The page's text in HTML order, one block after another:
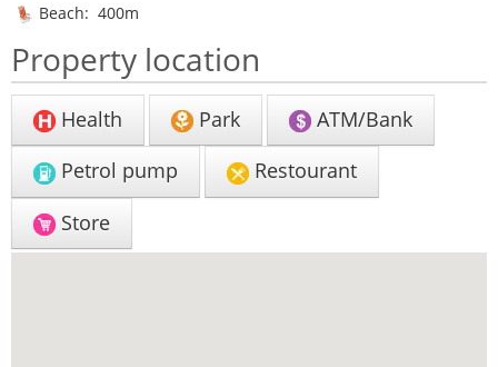
Beach: 400m
Property location
Health Park
ATM/Bank
Petrol pump
Restourant
Store